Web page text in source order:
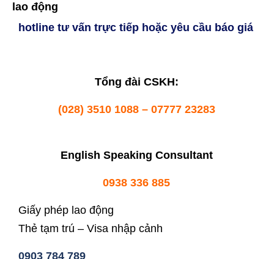
lao động
hotline tư vấn trực tiếp hoặc yêu cầu báo giá
Tổng đài CSKH:
(028) 3510 1088 – 07777 23283
English Speaking Consultant
0938 336 885
Giấy phép lao động
Thẻ tạm trú – Visa nhập cảnh
0903 784 789